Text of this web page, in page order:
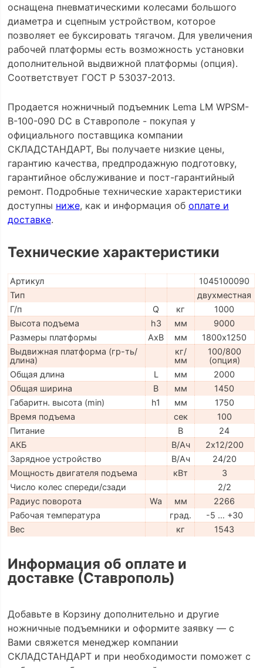
оснащена пневматическими колесами большого
диаметра и сцепным устройством, которое
позволяет ее буксировать тягачом. Для увеличения
рабочей платформы есть возможность установки
дополнительной выдвижной платформы (опция).
Соответствует ГОСТ Р 53037-2013.
Продается ножничный подъемник Lema LM WPSM-
B-100-090 DC в Ставрополе - покупая у
официального поставщика компании
СКЛАДСТАНДАРТ, Вы получаете низкие цены,
гарантию качества, предпродажную подготовку,
гарантийное обслуживание и пост-гарантийный
ремонт. Подробные технические характеристики
доступны ниже, как и информация об оплате и
доставке.
Технические характеристики
Артикул
1045100090
Тип
двухместная
Г/п
Q кг
1000
Высота подъема
h3 мм
9000
Размеры платформы
AxB мм
1800х1250
Выдвижная платформа (гр-ть/
длина)
кг/
мм
100/800
(опция)
Общая длина
L мм
2000
Общая ширина
B мм
1450
Габаритн. высота (min)
h1 мм
1750
Время подъема
сек
100
Питание
В
24
АКБ
В/Ач
2х12/200
Зарядное устройство
В/Ач
24/20
Мощность двигателя подъема
кВт
3
Число колес спереди/сзади
2/2
Радиус поворота
Wa мм
2266
Рабочая температура
град.
-5 … +30
Вес
кг 1543
Информация об оплате и
доставке (Ставрополь)
Добавьте в Корзину дополнительно и другие
ножничные подъемники и оформите заявку — с
Вами свяжется менеджер компании
СКЛАДСТАНДАРТ и при необходимости поможет с